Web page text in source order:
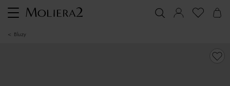
Toggle
navigation
bluzy